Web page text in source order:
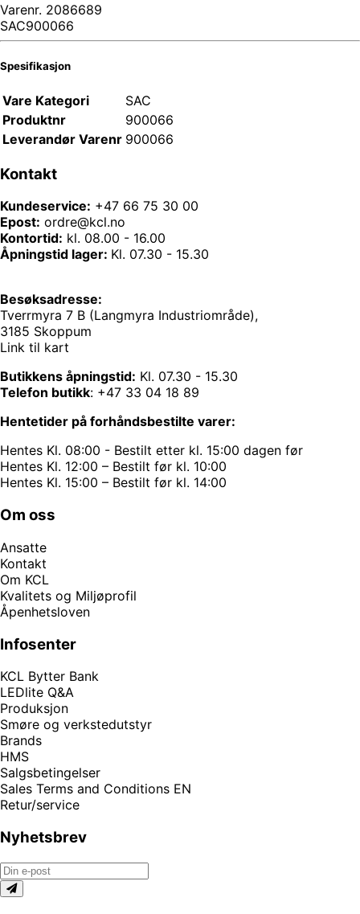
Varenr. 2086689
SAC900066
Spesifikasjon
Vare Kategori
SAC
Produktnr
900066
Leverandør Varenr 900066
Kontakt
Kundeservice: +47 66 75 30 00
Epost: ordre@kcl.no
Kontortid: kl. 08.00 - 16.00
Åpningstid lager: Kl. 07.30 - 15.30
Besøksadresse:
Tverrmyra 7 B (Langmyra Industriområde),
3185 Skoppum
Link til kart
Butikkens åpningstid: Kl. 07.30 - 15.30
Telefon butikk: +47 33 04 18 89
Hentetider på forhåndsbestilte varer:
Hentes Kl. 08:00 - Bestilt etter kl. 15:00 dagen før
Hentes Kl. 12:00 – Bestilt før kl. 10:00
Hentes Kl. 15:00 – Bestilt før kl. 14:00
Om oss
Ansatte
Kontakt
Om KCL
Kvalitets og Miljøprofil
Åpenhetsloven
Infosenter
KCL Bytter Bank
LEDlite Q&A
Produksjon
Smøre og verkstedutstyr
Brands
HMS
Salgsbetingelser
Sales Terms and Conditions EN
Retur/service
Nyhetsbrev